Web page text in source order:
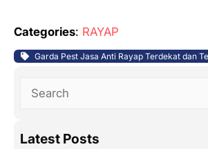
Categories: RAYAP
Garda Pest Jasa Anti Rayap Terdekat dan
r
Latest Posts